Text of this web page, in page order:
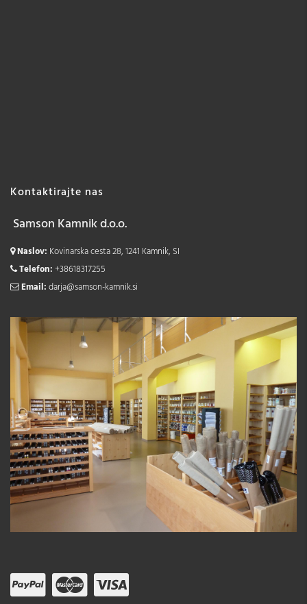
Kontaktirajte nas
Samson Kamnik d.o.o.
Naslov: Kovinarska cesta 28, 1241 Kamnik, SI
Telefon:+38618317255
Email:darja@samson-kamnik.si